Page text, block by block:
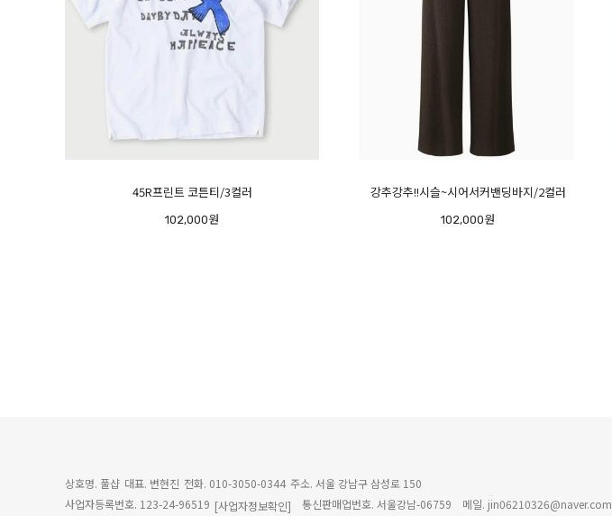
45R프린트 코튼티/3컬러
102,000원
강추강추!!시슬~시어서커밴딩바지/2컬러
102,000원
상호명. 풀샵 대표. 변현진 전화. 010-3050-0344 주소. 서울 강남구 삼성로 150
사업자등록번호. 123-24-96519 [사업자정보확인] 통신판매업번호. 서울강남-06759 메일. jin06210326@naver.com